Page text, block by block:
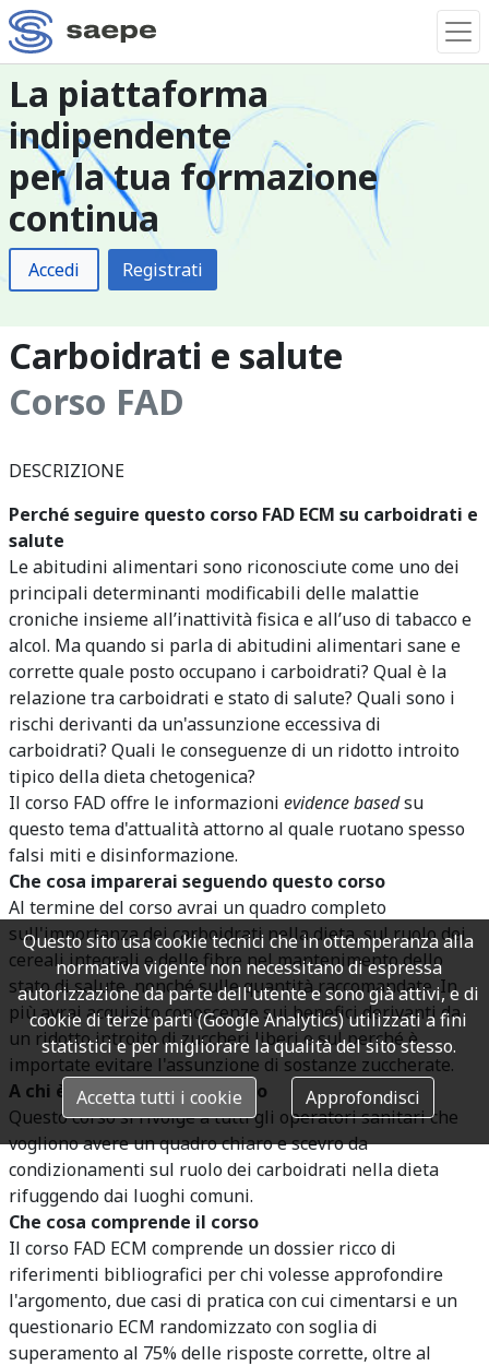
La piattaforma
indipendente
per la tua formazione
continua
Accedi Registrati
Carboidrati e salute
Corso FAD
DESCRIZIONE
Perché seguire questo corso FAD ECM su carboidrati e
salute
Le abitudini alimentari sono riconosciute come uno dei
principali determinanti modificabili delle malattie
croniche insieme all’inattività fisica e all’uso di tabacco e
alcol. Ma quando si parla di abitudini alimentari sane e
corrette quale posto occupano i carboidrati? Qual è la
relazione tra carboidrati e stato di salute? Quali sono i
rischi derivanti da un'assunzione eccessiva di
carboidrati? Quali le conseguenze di un ridotto introito
tipico della dieta chetogenica?
Il corso FAD offre le informazioni evidence basedsu
questo tema d'attualità attorno al quale ruotano spesso
falsi miti e disinformazione.
Che cosa imparerai seguendo questo corso
Al termine del corso avrai un quadro completo
sull'importanza dei carboidrati nella dieta, sul ruolo dei
cereali integrali e delle fibre nel mantenimento dello
stato di salute, nonché sulle quantità raccomandate. In
più avrai acquisito conoscenze sui benefici derivanti da
un ridotto introito di zuccheri liberi e sul perché è
importate evitare l'assunzione di sostanze zuccherate.
A chi è dedicato questo corso
Questo corso si rivolge a tutti gli operatori sanitari che
vogliono avere un quadro chiaro e scevro da
condizionamenti sul ruolo dei carboidrati nella dieta
rifuggendo dai luoghi comuni.
Che cosa comprende il corso
Il corso FAD ECM comprende un dossier ricco di
riferimenti bibliografici per chi volesse approfondire
l'argomento, due casi di pratica con cui cimentarsi e un
questionario ECM randomizzato con soglia di
superamento al 75% delle risposte corrette, oltre al
Questo sito usa cookie tecnici che in ottemperanza alla
normativa vigente non necessitano di espressa
autorizzazione da parte dell'utente e sono già attivi, e di
cookie di terze parti (Google Analytics) utilizzati a fini
statistici e per migliorare la qualità del sito stesso.
Accetta tutti i cookie Approfondisci